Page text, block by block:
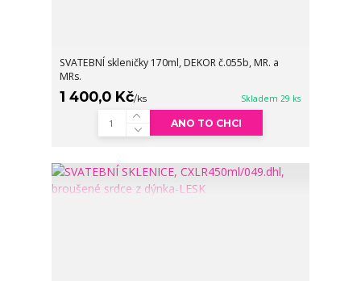
SVATEBNÍ skleničky 170ml, DEKOR č.055b, MR. a
MRs.
1 400,0 Kč/ks Skladem 29 ks
ANO TO CHCI